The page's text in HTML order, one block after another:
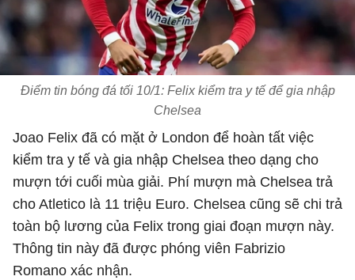
Điểm tin bóng đá tối 10/1: Felix kiểm tra y tế để gia nhập
Chelsea
Joao Felix đã có mặt ở London để hoàn tất việc
kiểm tra y tế và gia nhập Chelsea theo dạng cho
mượn tới cuối mùa giải. Phí mượn mà Chelsea trả
cho Atletico là 11 triệu Euro. Chelsea cũng sẽ chi trả
toàn bộ lương của Felix trong giai đoạn mượn này.
Thông tin này đã được phóng viên Fabrizio
Romano xác nhận.